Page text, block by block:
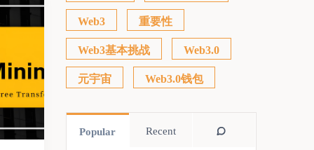
Web3 重要性
Web3基本挑战 Web3.0
元宇宙 Web3.0钱包
Popular Recent